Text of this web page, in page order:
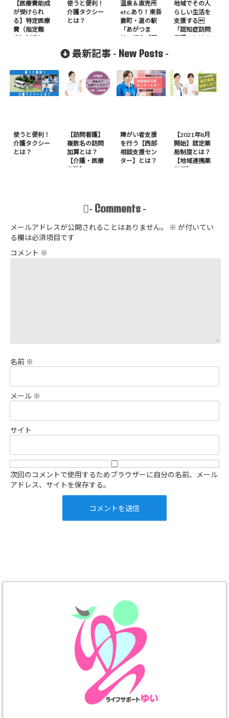
【医療費助成
が受けられ
る】特定医療
費（指定難
病）制度と
使うと便利！
介護タクシー
とは？
温泉＆直売所
etc.あり！東吾
妻町・道の駅
「あがつま
峡」紹介【写
地域でその人
らしい生活を
支援する
「認知症訪問
看護」とは？
最新記事 - New Posts -
使うと便利！
介護タクシー
とは？
【訪問看護】
複数名の訪問
加算とは？
【介護・医療
保険】
障がい者支援
を行う【西部
相談支援セン
ター】とは？
【2021年8月
開始】認定薬
局制度とは？
【地域連携薬
局編】
- Comments -
メールアドレスが公開されることはありません。 ※ が付いてい
る欄は必須項目です
コメント ※
名前 ※
メール ※
サイト
次回のコメントで使用するためブラウザーに自分の名前、メール
アドレス、サイトを保存する。